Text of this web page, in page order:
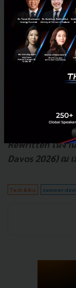
การเติบโตจาก
ใหญ่ไม่ได้ประโ
และคนทำงานที่มี
แย่งงาน ความตึง
ทางการเมืองให้
จะส่งผลกระทบ
บทความนี้เรียบเ
Rewritten ในงา
Davos 2026) ณ
Tech & Biz summer-